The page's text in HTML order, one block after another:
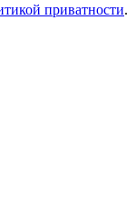
приватности.